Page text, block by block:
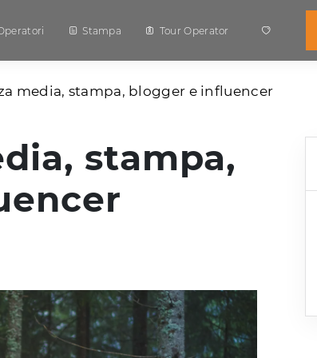
Stampa Tour Operator
media, stampa, blogger e influencer
stampa,